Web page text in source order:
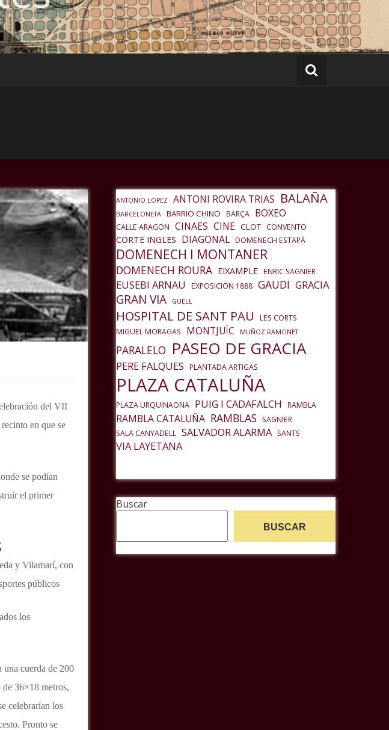
del VII
en que se
se podían
el primer
y Vilamarí, con
públicos
los
cuerda de 200
de 36×18 metros,
celebrarían los
Pronto se
ANTONIO LOPEZ ANTONI ROVIRA TRIAS BALAÑA
BARCELONETA BARRIO CHINO BARÇA BOXEO
CALLE ARAGON CINAES CINE CLOT CONVENTO
CORTE INGLES DIAGONAL DOMENECH ESTAPÀ
DOMENECH I MONTANER
DOMENECH ROURA EIXAMPLE ENRIC SAGNIER
EUSEBI ARNAU EXPOSICION 1888 GAUDI GRACIA
GRAN VIA GUELL
HOSPITAL DE SANT PAU
LES CORTS
MIGUEL MORAGAS
MONTJUÏC MUÑOZ RAMONET
PARALELO PASEO DE GRACIA
PERE FALQUES PLANTADA ARTIGAS
PLAZA CATALUÑA
PLAZA URQUINAONA PUIG I CADAFALCH RAMBLA
RAMBLA CATALUÑA RAMBLAS
SAGNIER
SALA CANYADELL SALVADOR ALARMA SANTS
VIA LAYETANA
Buscar
BUSCAR